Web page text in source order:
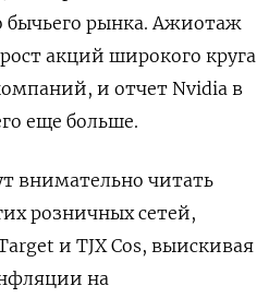
бычьего рынка. Ажиотаж
акций широкого круга
‌и отчет Nvidia в
еще больше.
внимательно читать
розничных сетей,
и TJX Cos, выискивая
на